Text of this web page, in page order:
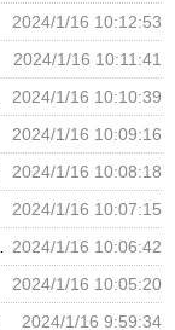
2024/1/16 10:12:53
2024/1/16 10:11:41
2024/1/16 10:10:39
2024/1/16 10:09:16
2024/1/16 10:08:18
2024/1/16 10:07:15
2024/1/16 10:06:42
2024/1/16 10:05:20
2024/1/16 9:59:34